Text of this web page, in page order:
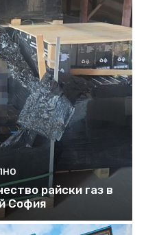
райски газ в
София